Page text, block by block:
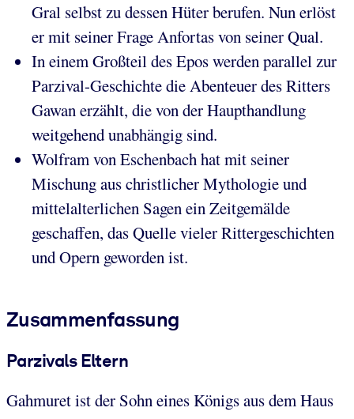
Gral selbst zu dessen Hüter berufen. Nun erlöst
er mit seiner Frage Anfortas von seiner Qual.
In einem Großteil des Epos werden parallel zur
Parzival-Geschichte die Abenteuer des Ritters
Gawan erzählt, die von der Haupthandlung
weitgehend unabhängig sind.
Wolfram von Eschenbach hat mit seiner
Mischung aus christlicher Mythologie und
mittelalterlichen Sagen ein Zeitgemälde
geschaffen, das Quelle vieler Rittergeschichten
und Opern geworden ist.
Zusammenfassung
Parzivals Eltern
Gahmuret ist der Sohn eines Königs aus dem Haus